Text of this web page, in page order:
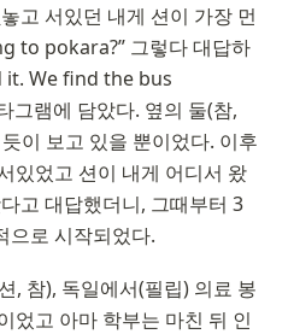
고 서있던 내게 션이 가장 먼
to pokara?” 그렇다 대답하
it. We find the bus
그램에 담았다. 옆의 둘(참,
이 보고 있을 뿐이었다. 이후
있었고 션이 내게 어디서 왔
고 대답했더니, 그때부터 3
으로 시작되었다.
, 참), 독일에서(필립) 의료 봉
었고 아마 학부는 마친 뒤 인